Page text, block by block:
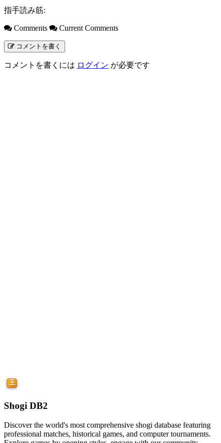
指手読み筋:
Comments Current Comments
コメントを書く
コメントを書くには ログイン が必要です
Shogi DB2
Discover the world's most comprehensive shogi database featuring
professional matches, historical games, and computer tournaments.